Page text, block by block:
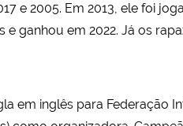
e 2005. Em 2013, ele foi
ganhou em 2022. Já os
em inglês para Federação